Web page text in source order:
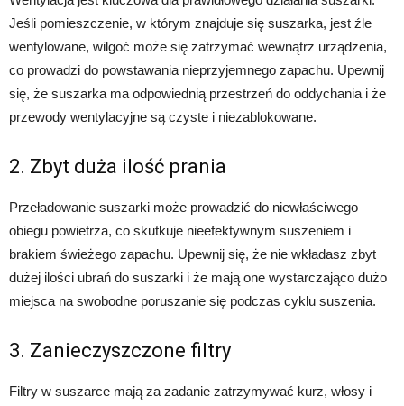
Jeśli pomieszczenie, w którym znajduje się suszarka, jest źle
wentylowane, wilgoć może się zatrzymać wewnątrz urządzenia,
co prowadzi do powstawania nieprzyjemnego zapachu. Upewnij
się, że suszarka ma odpowiednią przestrzeń do oddychania i że
przewody wentylacyjne są czyste i niezablokowane.
2. Zbyt duża ilość prania
Przeładowanie suszarki może prowadzić do niewłaściwego
obiegu powietrza, co skutkuje nieefektywnym suszeniem i
brakiem świeżego zapachu. Upewnij się, że nie wkładasz zbyt
dużej ilości ubrań do suszarki i że mają one wystarczająco dużo
miejsca na swobodne poruszanie się podczas cyklu suszenia.
3. Zanieczyszczone filtry
Filtry w suszarce mają za zadanie zatrzymywać kurz, włosy i